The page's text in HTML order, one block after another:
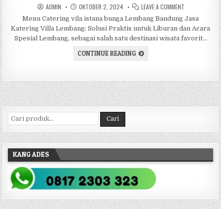
AUTHOR:
ADMIN PUBLISHED DATE:
OKTOBER 2, 2024 LEAVE A COMMENTON MENU
Menu Catering vila istana bunga Lembang Bandung Jasa
Katering Villa Lembang: Solusi Praktis untuk Liburan dan Acara
Spesial Lembang, sebagai salah satu destinasi wisata favorit…
CONTINUE READINGMENU CATERING VILA
Pencarian untuk: Cari
KANG ADES